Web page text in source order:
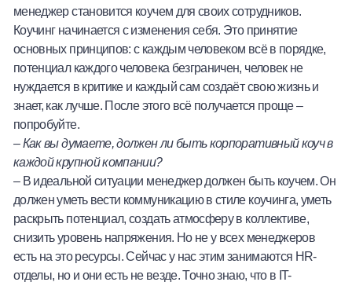
менеджер становится коучем для своих сотрудников.
Коучинг начинается с изменения себя. Это принятие
основных принципов: с каждым человеком всё в порядке,
потенциал каждого человека безграничен, человек не
нуждается в критике и каждый сам создаёт свою жизнь и
знает, как лучше. После этого всё получается проще –
попробуйте.
–Как вы думаете, должен ли быть корпоративный коуч в
каждой крупной компании?
– В идеальной ситуации менеджер должен быть коучем. Он
должен уметь вести коммуникацию в стиле коучинга, уметь
раскрыть потенциал, создать атмосферу в коллективе,
снизить уровень напряжения. Но не у всех менеджеров
есть на это ресурсы. Сейчас у нас этим занимаются HR-
отделы, но и они есть не везде. Точно знаю, что в IT-